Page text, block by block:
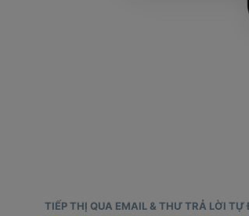
TIẾP THỊ QUA EMAIL & THƯ TRẢ LỜI TỰ